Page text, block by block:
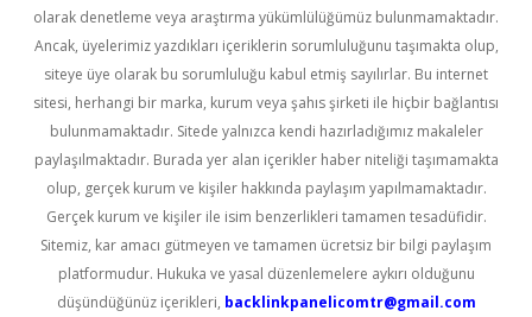
olarak denetleme veya araştırma yükümlülüğümüz bulunmamaktadır.
Ancak, üyelerimiz yazdıkları içeriklerin sorumluluğunu taşımakta olup,
siteye üye olarak bu sorumluluğu kabul etmiş sayılırlar. Bu internet
sitesi, herhangi bir marka, kurum veya şahıs şirketi ile hiçbir bağlantısı
bulunmamaktadır. Sitede yalnızca kendi hazırladığımız makaleler
paylaşılmaktadır. Burada yer alan içerikler haber niteliği taşımamakta
olup, gerçek kurum ve kişiler hakkında paylaşım yapılmamaktadır.
Gerçek kurum ve kişiler ile isim benzerlikleri tamamen tesadüfidir.
Sitemiz, kar amacı gütmeyen ve tamamen ücretsiz bir bilgi paylaşım
platformudur. Hukuka ve yasal düzenlemelere aykırı olduğunu
düşündüğünüz içerikleri, backlinkpanelicomtr@gmail.com